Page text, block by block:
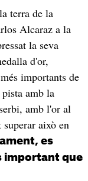
terra de la
Alcaraz a la
la seva
d'or,
importants de
amb la
amb l'or al
això en
es
important que